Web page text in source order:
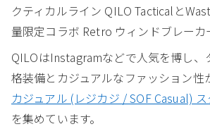
クティカルライン QILO Tacticalと
量限定コラボ Retro ウィンドブレーカ
QILOはInstagramなどで人気を博し、
格装備とカジュアルなファッション性
カジュアル (レジカジ / SOF Casual)
を集めています。